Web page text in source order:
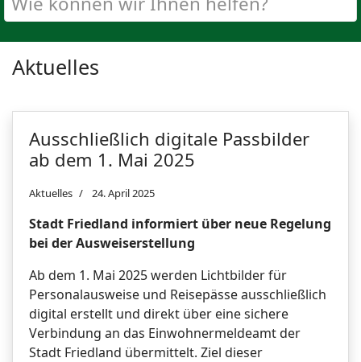
Aktuelles
Ausschließlich digitale Passbilder
ab dem 1. Mai 2025
Aktuelles 24. April 2025
Stadt Friedland informiert über neue Regelung
bei der Ausweiserstellung
Ab dem 1. Mai 2025 werden Lichtbilder für
Personalausweise und Reisepässe ausschließlich
digital erstellt und direkt über eine sichere
Verbindung an das Einwohnermeldeamt der
Stadt Friedland übermittelt. Ziel dieser